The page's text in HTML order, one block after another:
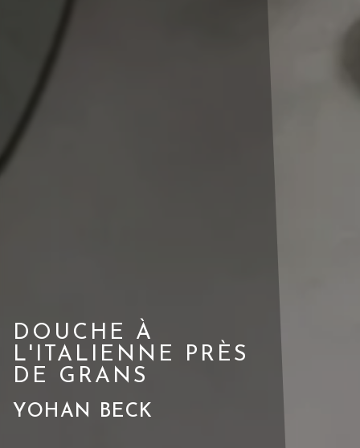
DOUCHE À
L'ITALIENNE PRÈS
DE GRANS
YOHAN BECK